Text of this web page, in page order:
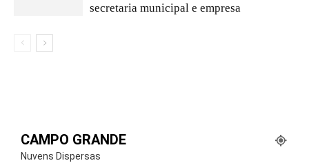
secretaria municipal e empresa
CAMPO GRANDE
Nuvens Dispersas